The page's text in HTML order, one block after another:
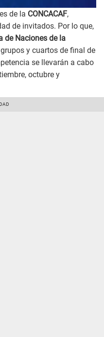
de la CONCACAF,
de invitados. Por lo que,
de Naciones de la
y cuartos de final de
se llevarán a cabo
octubre y